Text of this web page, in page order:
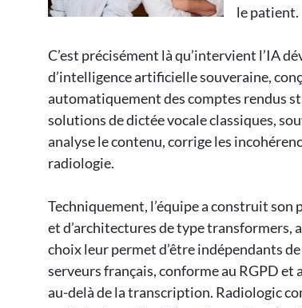
le patient.
C’est précisément là qu’intervient l’IA
d’intelligence artificielle souveraine,
automatiquement des comptes rendus
solutions de dictée vocale classiques,
analyse le contenu, corrige les
radiologie.
Techniquement, l’équipe a construit
et d’architectures de type transformers,
choix leur permet d’être indépendants
serveurs français, conforme au RGPD et
au-delà de la transcription. Radiologic